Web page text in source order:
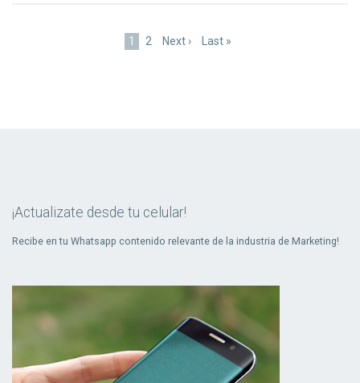
Página
1 Page
2
Siguiente
Next ›
Última
Last »
¡Actualizate desde tu celular!
Recibe en tu Whatsapp contenido relevante de la industria de Marketing!